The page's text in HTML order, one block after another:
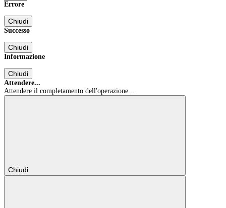
Errore
Chiudi
Successo
Chiudi
Informazione
Chiudi
Attendere...
Attendere il completamento dell'operazione...
Chiudi